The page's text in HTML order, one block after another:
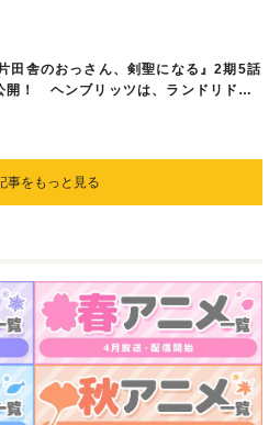
田舎のおっさん、剣聖になる』2期5話
開！ ヘンブリッツは、ランドリドに
事をもっと見る